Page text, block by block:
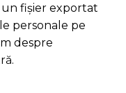
fișier exportat
personale pe
despre